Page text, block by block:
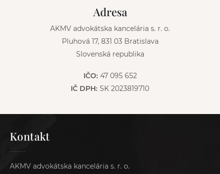
Adresa
AKMV advokátska kancelária s. r. o.
Pluhová 17, 831 03 Bratislava
Slovenská republika
IČO: 47 095 652
IČ DPH: SK 2023819710
Kontakt
AKMV advokátska kancelária s. r. o.